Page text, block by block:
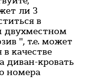
ли 3
в
двухместном
", т.е. может
качестве
диван-кровать
номера